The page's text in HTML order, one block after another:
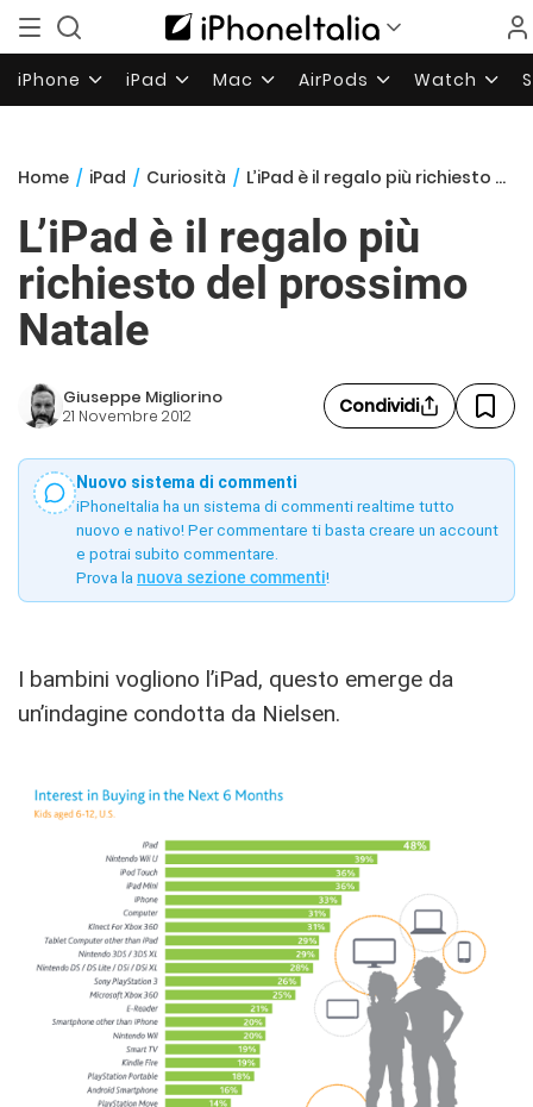
iPhone iPad Mac AirPods Watch
Home / iPad / Curiosità / L’iPad è il regalo più richiesto del prossimo Natale
L’iPad è il regalo più
richiesto del prossimo
Natale
Giuseppe Migliorino
21 Novembre 2012 Condividi
Nuovo sistema di commenti
iPhoneItalia ha un sistema di commenti realtime tutto
nuovo e nativo! Per commentare ti basta creare un account
e potrai subito commentare.
Prova la nuova sezione commenti!
I bambini vogliono l’iPad, questo emerge da
un’indagine condotta da Nielsen.